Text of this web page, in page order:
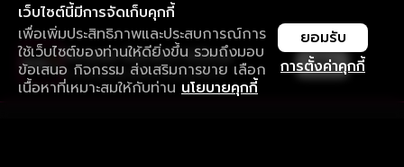
เว็บไซต์นี้มีการจัดเก็บคุกกี้
เพื่อเพิ่มประสิทธิภาพและประสบการณ์การ
ใช้เว็บไซต์ของท่านให้ดียิ่งขึ้น รวมถึงมอบ
ข้อเสนอ กิจกรรม ส่งเสริมการขาย เลือก
เนื้อหาที่เหมาะสมให้กับท่าน นโยบายคุกกี้
การตั้งค่าคุกกี้
ยอมรับ
ใช้งานแอป ลื่นไหลกว่า ไม่มีสะดุด
ดาวน์โหลดแอปเพื่อการรับชมที่ดีกว่า เปิด